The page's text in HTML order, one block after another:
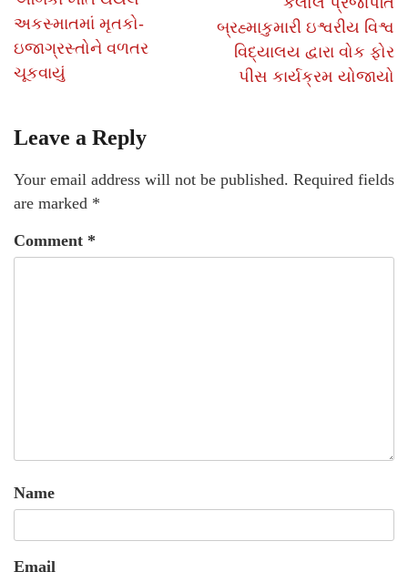
અકસ્માતમાં મૃતકો-
ઇજાગ્રસ્તોને વળતર
ચૂકવાયું
બ્રહ્માકુમારી ઇશ્વરીય વિશ્વ
વિદ્યાલય દ્વારા વોક ફોર
પીસ કાર્યક્રમ યોજાયો
Leave a Reply
Your email address will not be published. Required fields
are marked *
Comment *
Name
Email